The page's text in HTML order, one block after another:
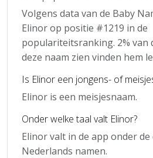
Volgens data van de Baby
Elinor op positie #1219 in de
populariteitsranking. 2% van
deze naam zien vinden hem
Is Elinor een jongens- of
Elinor is een meisjesnaam.
Onder welke taal valt Elinor?
Elinor valt in de app onder
Nederlands namen.